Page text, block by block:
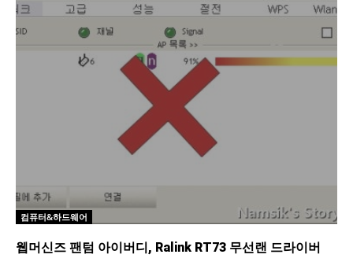
컴퓨터&하드웨어
웹머신즈 팬텀 아이버디, Ralink RT73 무선랜 드라이버